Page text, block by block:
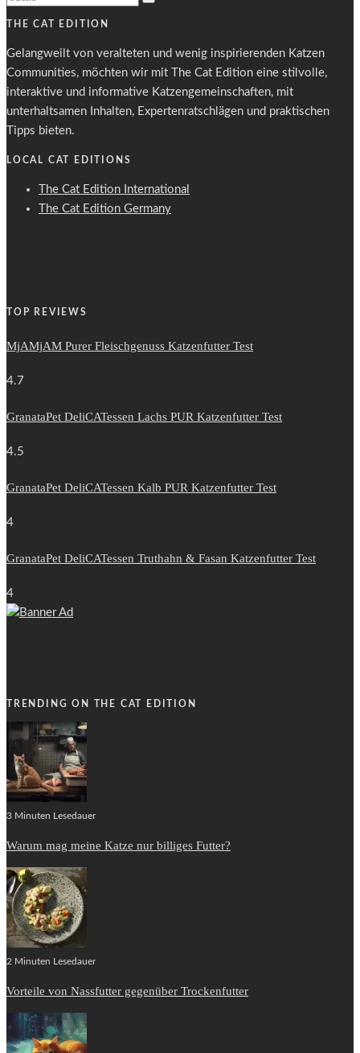
THE CAT EDITION
Gelangweilt von veralteten und wenig inspirierenden Katzen
Communities, möchten wir mit The Cat Edition eine stilvolle,
interaktive und informative Katzengemeinschaften, mit
unterhaltsamen Inhalten, Expertenratschlägen und praktischen
Tipps bieten.
LOCAL CAT EDITIONS
The Cat Edition International
The Cat Edition Germany
TOP REVIEWS
MjAMjAM Purer Fleischgenuss Katzenfutter Test
4.7
GranataPet DeliCATessen Lachs PUR Katzenfutter Test
4.5
GranataPet DeliCATessen Kalb PUR Katzenfutter Test
4
GranataPet DeliCATessen Truthahn & Fasan Katzenfutter Test
4
TRENDING ON THE CAT EDITION
3 Minuten Lesedauer
Warum mag meine Katze nur billiges Futter?
2 Minuten Lesedauer
Vorteile von Nassfutter gegenüber Trockenfutter